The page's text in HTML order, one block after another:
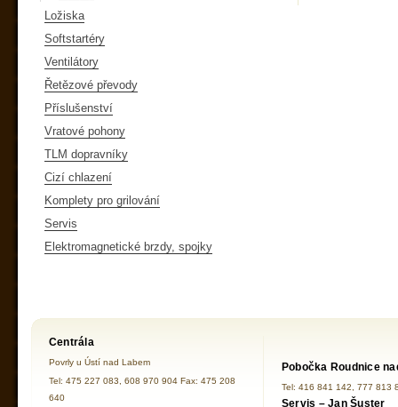
Ložiska
Softstartéry
Ventilátory
Řetězové převody
Příslušenství
Vratové pohony
TLM dopravníky
Cizí chlazení
Komplety pro grilování
Servis
Elektromagnetické brzdy, spojky
Centrála
Povrly u Ústí nad Labem
Tel: 475 227 083, 608 970 904 Fax: 475 208
640
Pobočka Roudnice
Tel: 416 841 142, 777 813
Servis – Jan Šuster